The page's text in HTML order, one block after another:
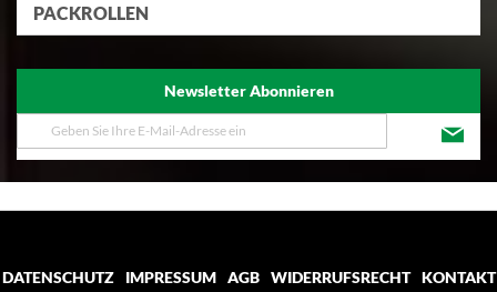
PACKROLLEN
Newsletter Abonnieren
Melden
Sie
unseren
DATENSCHUTZ
IMPRESSUM AGB WIDERRUFSRECHT KONTAKT